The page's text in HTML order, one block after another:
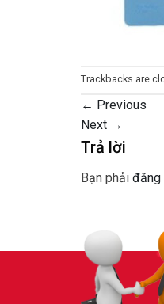
Trackbacks are
← Previous
Next →
Trả lời
Bạn phải đăng